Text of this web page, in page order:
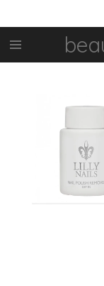
direct
naar
de